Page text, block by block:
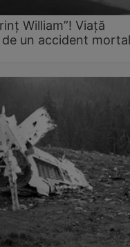
William”! Viață
un accident mortal